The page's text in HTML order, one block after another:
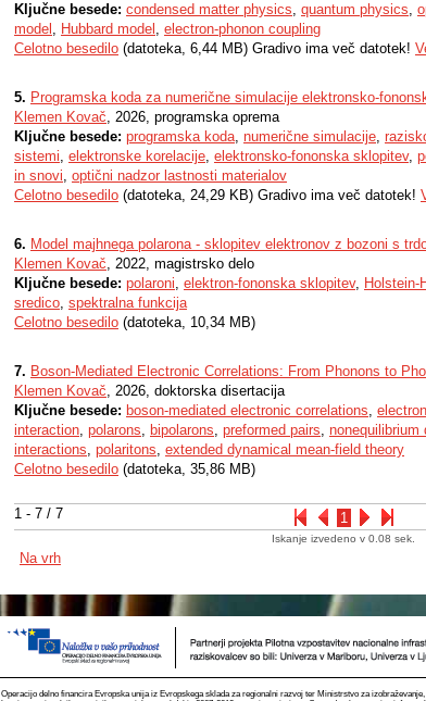
1 - 7 / 7 1
Ključne besede: condensed matter physics, quantum physics,
model , Hubbard model , electron-phonon coupling
Celotno besedilo (datoteka, 6,44 MB) Gradivo ima več datotek!
5. Programska koda za numerične simulacije elektronsko-
Klemen Kovač, 2026, programska oprema
Ključne besede: programska koda, numerične simulacije,
sistemi, elektronske korelacije, elektronsko-fononska sklopitev,
in snovi, optični nadzor lastnosti materialov
Celotno besedilo (datoteka, 24,29 KB) Gradivo ima več datotek!
6. Model majhnega polarona - sklopitev elektronov z bozoni s
Klemen Kovač, 2022, magistrsko delo
Ključne besede: polaroni, elektron-fononska sklopitev, Holstein-
sredico, spektralna funkcija
Celotno besedilo (datoteka, 10,34 MB)
7. Boson-Mediated Electronic Correlations: From Phonons to
Klemen Kovač, 2026, doktorska disertacija
Ključne besede: boson-mediated electronic correlations,
interaction, polarons, bipolarons, preformed pairs, nonequilibrium
interactions, polaritons, extended dynamical mean-field theory
Celotno besedilo (datoteka, 35,86 MB)
Iskanje izvedeno v 0.08 sek.
Na vrh
Operacijo delno financira Evropska unija iz Evropskega sklada za regionalni razvoj ter Ministrstvo za